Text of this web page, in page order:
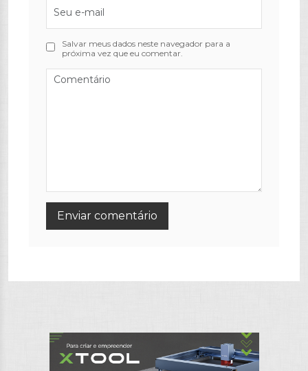
Salvar meus dados neste navegador para a
próxima vez que eu comentar.